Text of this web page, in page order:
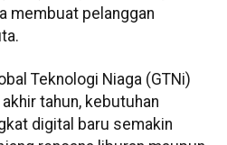
membuat pelanggan
Teknologi Niaga (GTNi)
tahun, kebutuhan
digital baru semakin